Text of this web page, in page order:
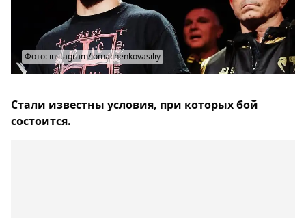
Фото: instagram/lomachenkovasiliy
Стали известны условия, при которых бой
состоится.